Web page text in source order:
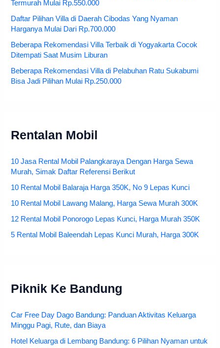
Termurah Mulai Rp.550.000
Daftar Pilihan Villa di Daerah Cibodas Yang Nyaman
Harganya Mulai Dari Rp.700.000
Beberapa Rekomendasi Villa Terbaik di Yogyakarta Cocok
Ditempati Saat Musim Liburan
Beberapa Rekomendasi Villa di Pelabuhan Ratu Sukabumi
Bisa Jadi Pilihan Mulai Rp.250.000
Rentalan Mobil
10 Jasa Rental Mobil Palangkaraya Dengan Harga Sewa
Murah, Simak Daftar Referensi Berikut
10 Rental Mobil Balaraja Harga 350K, No 9 Lepas Kunci
10 Rental Mobil Lawang Malang, Harga Sewa Murah 300K
12 Rental Mobil Ponorogo Lepas Kunci, Harga Murah 350K
5 Rental Mobil Baleendah Lepas Kunci Murah, Harga 300K
Piknik Ke Bandung
Car Free Day Dago Bandung: Panduan Aktivitas Keluarga
Minggu Pagi, Rute, dan Biaya
Hotel Keluarga di Lembang Bandung: 6 Pilihan Nyaman untuk